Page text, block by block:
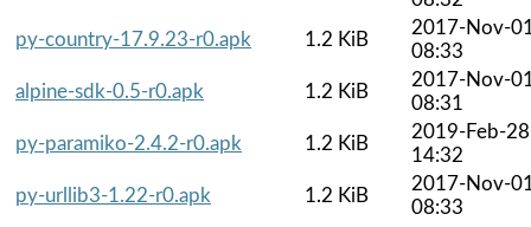
py-country-17.9.23-r0.apk
1.2 KiB
2017-Nov-
08:33
alpine-sdk-0.5-r0.apk
1.2 KiB
2017-Nov-
08:31
py-paramiko-2.4.2-r0.apk
1.2 KiB
2019-Feb-28
14:32
py-urllib3-1.22-r0.apk
1.2 KiB
2017-Nov-
08:33